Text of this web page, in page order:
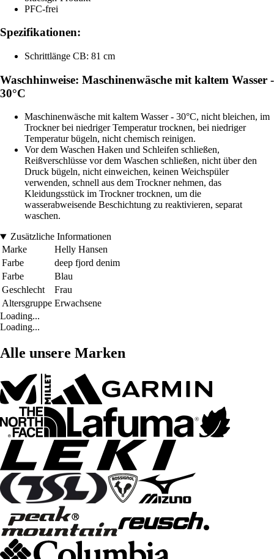
PFC-frei
Spezifikationen:
Schrittlänge CB: 81 cm
Waschhinweise: Maschinenwäsche mit kaltem Wasser -
30°C
Maschinenwäsche mit kaltem Wasser - 30°C, nicht bleichen, im
Trockner bei niedriger Temperatur trocknen, bei niedriger
Temperatur bügeln, nicht chemisch reinigen.
Vor dem Waschen Haken und Schleifen schließen,
Reißverschlüsse vor dem Waschen schließen, nicht über den
Druck bügeln, nicht einweichen, keinen Weichspüler
verwenden, schnell aus dem Trockner nehmen, das
Kleidungsstück im Trockner trocknen, um die
wasserabweisende Beschichtung zu reaktivieren, separat
waschen.
Zusätzliche Informationen
Marke
Helly Hansen
Farbe
deep fjord denim
Farbe
Blau
Geschlecht
Frau
Altersgruppe Erwachsene
Loading...
Loading...
Alle unsere Marken